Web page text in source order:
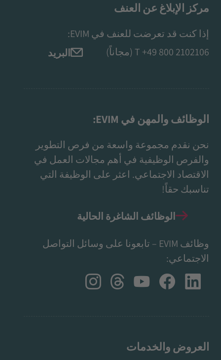
مركز الإبلاغ عن العنف
إذا كنت قد تعرضت للعنف في EVIM:
T +49 800 2102106 (مجاناً) البريد
الوظائف والمهن في EVIM:
نحن نقدم مجموعة واسعة من فرص التطوير
والفرص الوظيفية في أهم مجالات العمل في
الاقتصاد الاجتماعي. اعثر على الوظيفة التي
تناسبك حقاً!
الوظائف الشاغرة الحالية
وظائف EVIM – تابعونا على وسائل التواصل
الاجتماعي:
العروض والخدمات